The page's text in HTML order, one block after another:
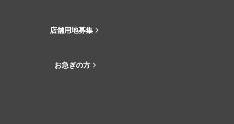
店舗用地募集
お急ぎの方